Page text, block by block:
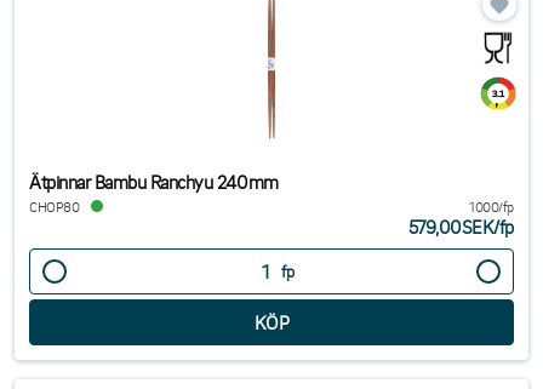
Ätpinnar Bambu Ranchyu 240mm
CHOP80 1000/fp
579,00SEK/fp
fp